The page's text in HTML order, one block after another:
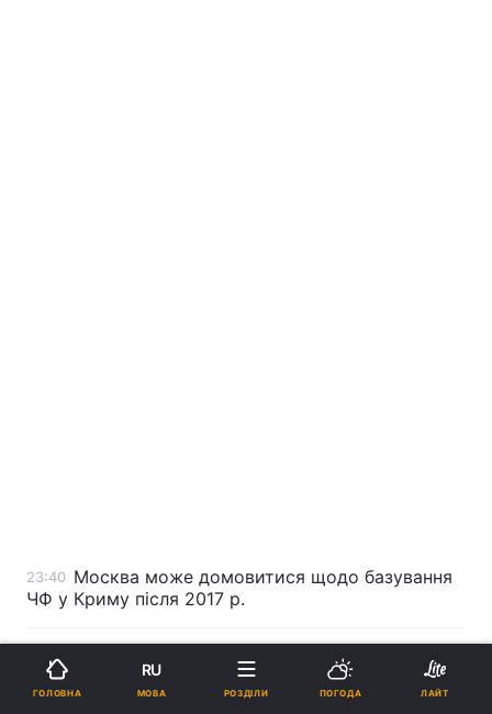
23:40 Москва може домовитися щодо базування
ЧФ у Криму після 2017 р.
23:34 Створено новий митний пост "Керч"
ГОЛОВНА
RU
МОВА РОЗДІЛИ ПОГОДА ЛАЙТ